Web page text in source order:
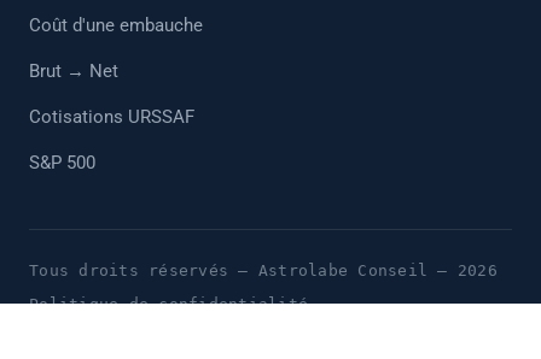
Coût d'une embauche
Brut → Net
Cotisations URSSAF
S&P 500
Tous droits réservés — Astrolabe Conseil — 2026
Politique de confidentialité